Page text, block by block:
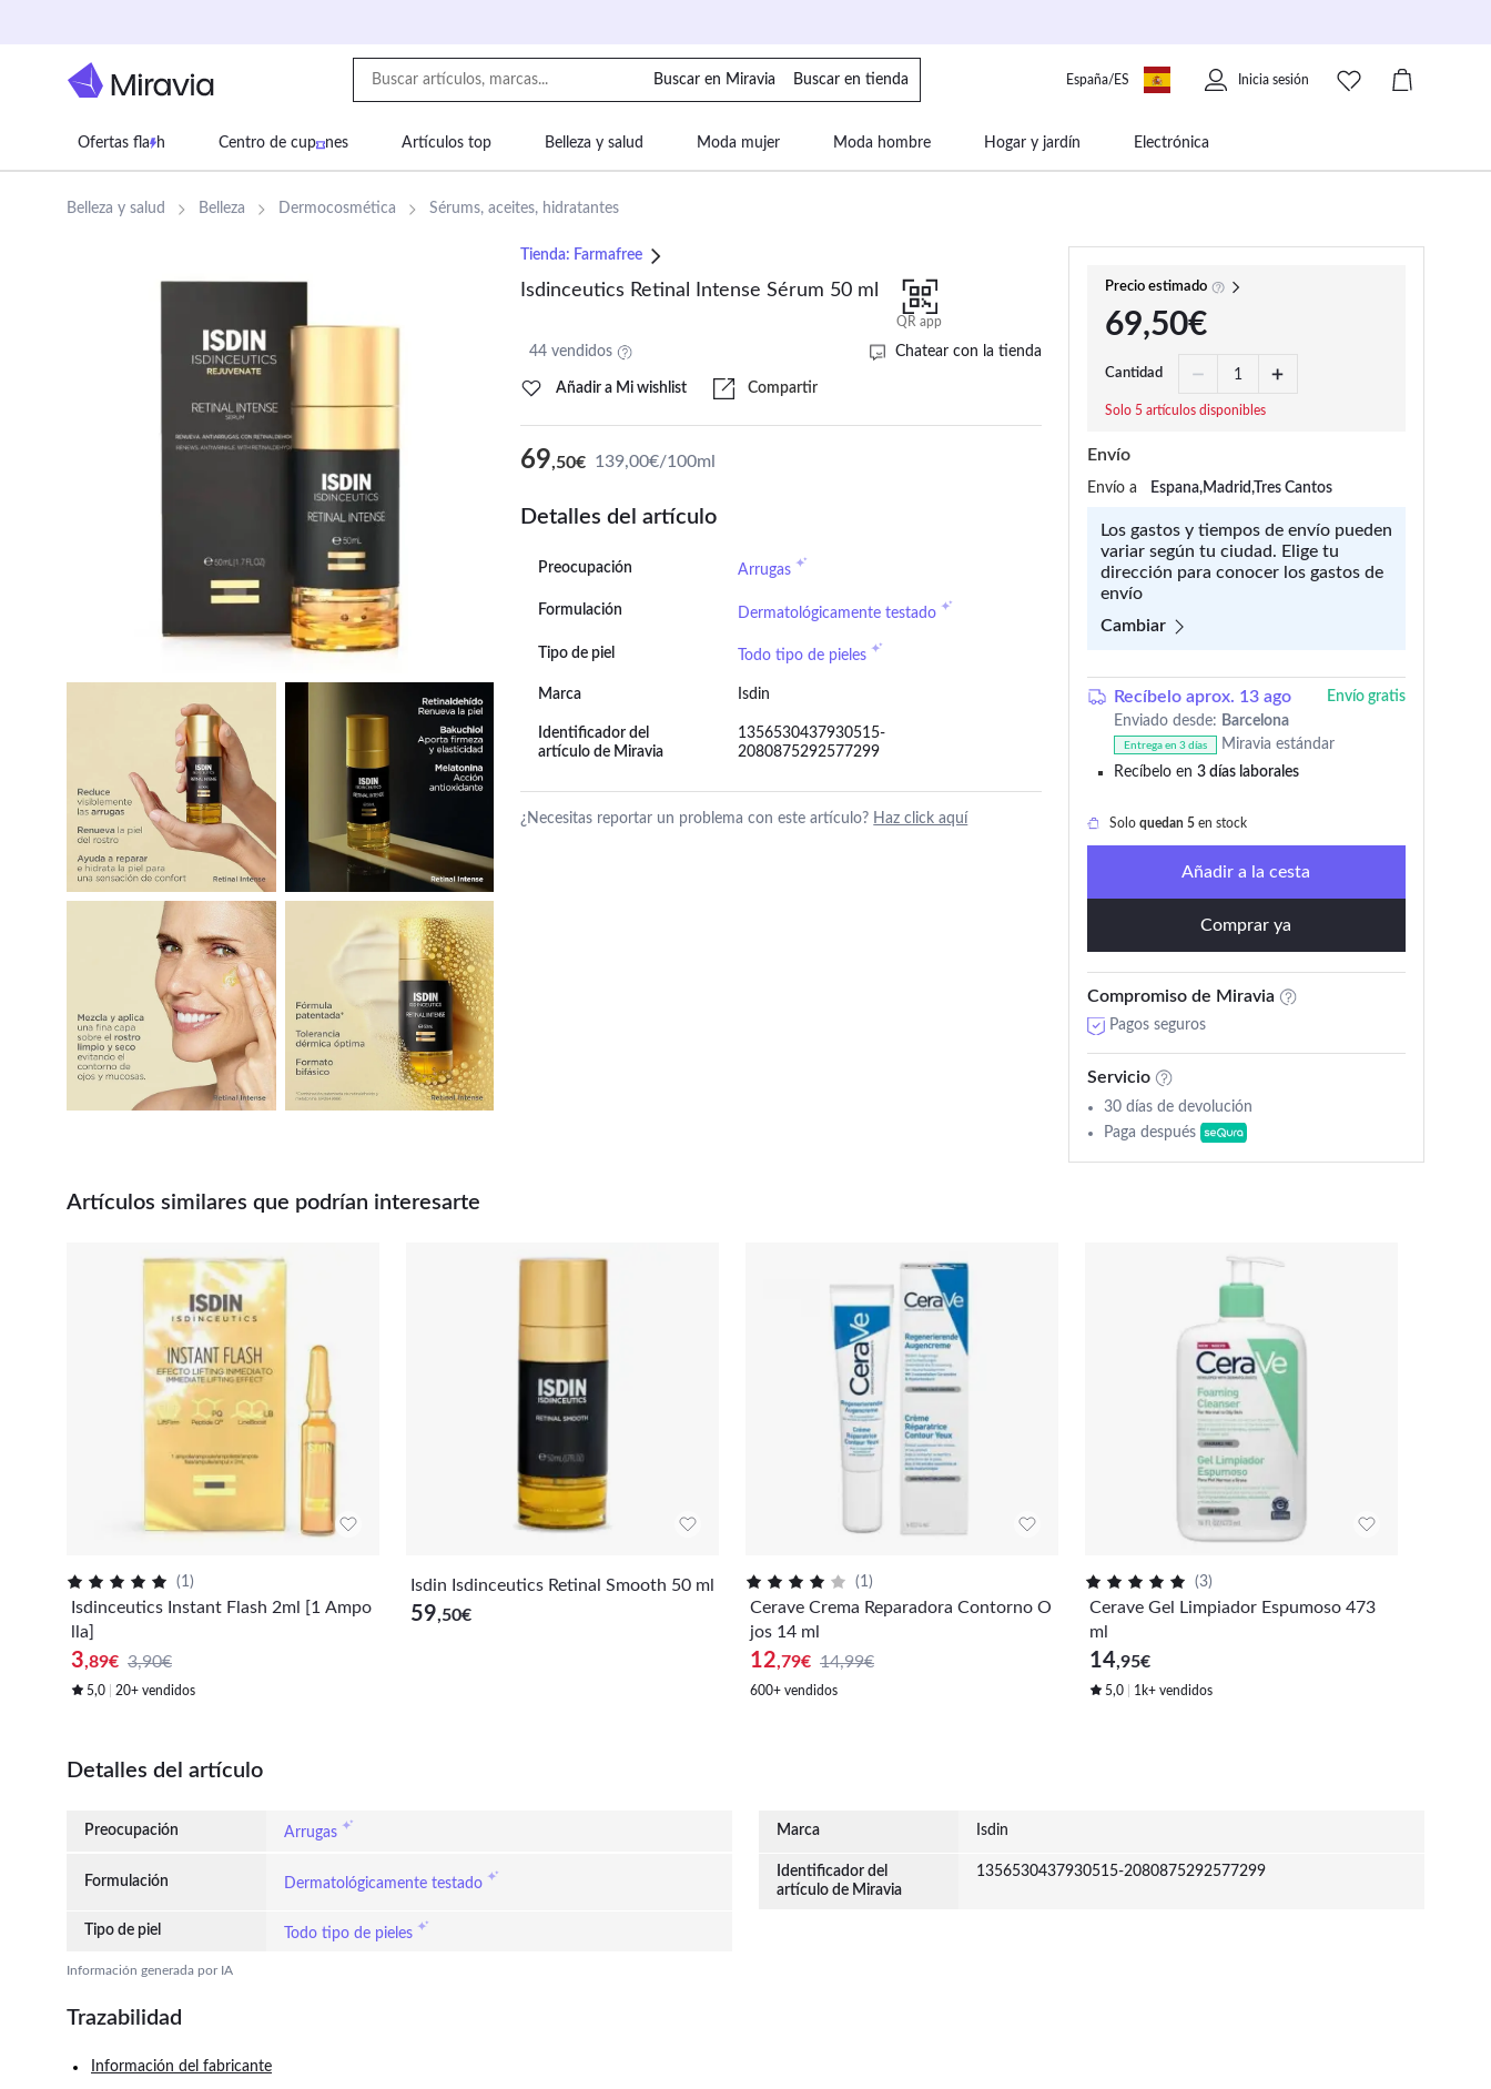
Buscar en Miravia Buscar en tienda España/ES Inicia sesión
Ofertas fla h Centro de cup nes Artículos top Belleza y salud Moda mujer Moda hombre Hogar y jardín Electrónica
Supermercado Juguetes Deportes Equipaje Mascotas
Belleza y salud Belleza Dermocosmética Sérums, aceites, hidratantes
Tienda: Farmafree
Isdinceutics Retinal Intense Sérum 50 ml
QR app
44 vendidos Chatear con la tienda
Añadir a Mi wishlist Compartir
69,50€ 139,00€/100ml
Detalles del artículo
Preocupación Arrugas
Formulación Dermatológicamente testado
Tipo de piel Todo tipo de pieles
Marca Isdin
Identificador del
artículo de Miravia
1356530437930515-
2080875292577299
¿Necesitas reportar un problema con este artículo? Haz click aquí
Precio estimado
69,50€
Cantidad
Solo 5 artículos disponibles
Envío
Envío a Espana,Madrid,Tres Cantos
Los gastos y tiempos de envío pueden
variar según tu ciudad. Elige tu
dirección para conocer los gastos de
envío
Cambiar
Recíbelo aprox. 13 ago
Envío gratis
Enviado desde: Barcelona
Entrega en 3 días
Miravia estándar
Recíbelo en 3 días laborales
Solo quedan 5 en stock
Añadir a la cesta
Comprar ya
Compromiso de Miravia
Pagos seguros
Servicio
30 días de devolución
Paga después
Artículos similares que podrían interesarte
(1)
Isdinceutics Instant Flash 2ml [1 Ampo
lla]
3,89€ 3,90€
5,0 20+ vendidos
Isdin Isdinceutics Retinal Smooth 50 ml
59,50€
(1)
Cerave Crema Reparadora Contorno O
jos 14 ml
12,79€ 14,99€
600+ vendidos
(3)
Cerave Gel Limpiador Espumoso 473
ml
14,95€
5,0 1k+ vendidos
Detalles del artículo
Preocupación Arrugas Marca Isdin
Formulación Dermatológicamente testado
Identificador del
artículo de Miravia
1356530437930515-2080875292577299
Tipo de piel Todo tipo de pieles
Información generada por IA
Trazabilidad
Información del fabricante